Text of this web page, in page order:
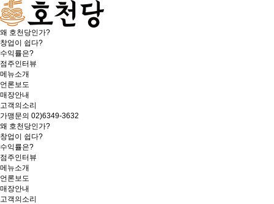
왜 호천당인가?
창업이 쉽다?
수익률은?
점주인터뷰
메뉴소개
언론보도
매장안내
고객의소리
가맹문의 02)6349-3632
왜 호천당인가?
창업이 쉽다?
수익률은?
점주인터뷰
메뉴소개
언론보도
매장안내
고객의소리